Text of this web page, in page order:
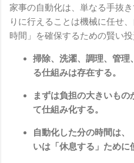
家事の自動化は、単なる手抜
りに行えることは機械に任せ
時間」を確保するための賢い投
掃除、洗濯、調理、管理
る仕組みは存在する。
まずは負担の大きいも
て仕組み化する。
自動化した分の時間は
いは「休息する」ために